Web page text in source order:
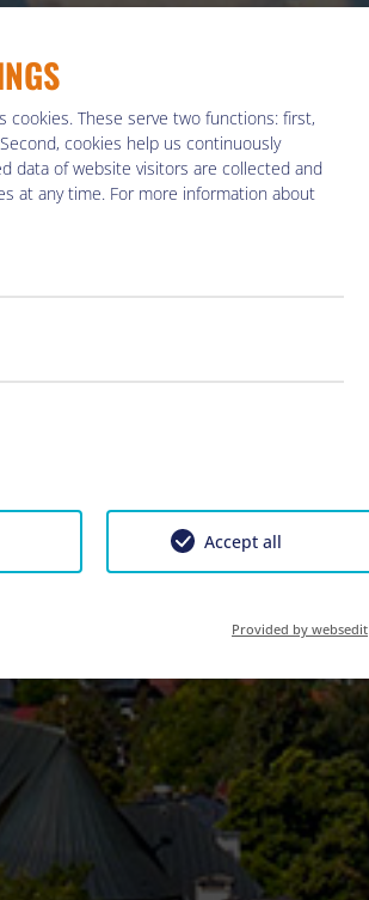
cookies. These serve two functions: first,
cookies help us continuously
data of website visitors are collected and
at any time. For more information about
Accept all
Provided by websedit